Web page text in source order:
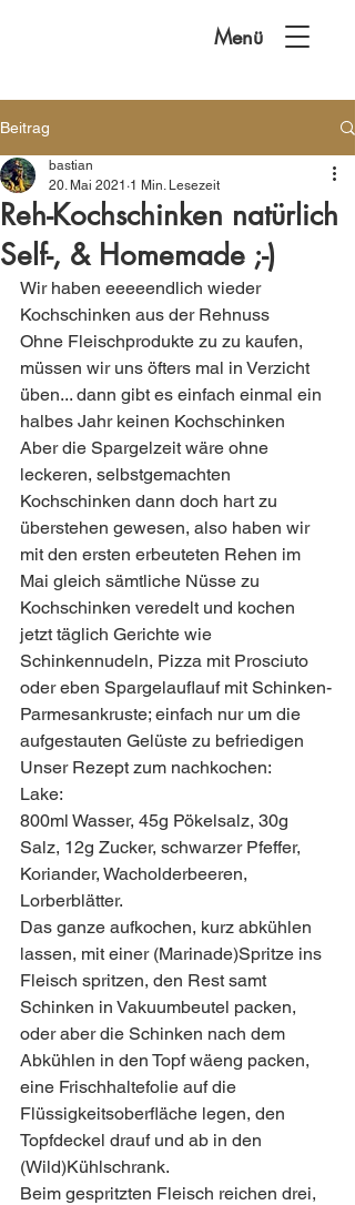
Menü
Beitrag
Reh-Kochschinken natürlich
Self-, & Homemade ;-)
bastian
20. Mai 2021 1 Min. Lesezeit
Wir haben eeeeendlich wieder
Kochschinken aus der Rehnuss
Ohne Fleischprodukte zu zu kaufen,
müssen wir uns öfters mal in Verzicht
üben... dann gibt es einfach einmal ein
halbes Jahr keinen Kochschinken
Aber die Spargelzeit wäre ohne
leckeren, selbstgemachten
Kochschinken dann doch hart zu
überstehen gewesen, also haben wir
mit den ersten erbeuteten Rehen im
Mai gleich sämtliche Nüsse zu
Kochschinken veredelt und kochen
jetzt täglich Gerichte wie
Schinkennudeln, Pizza mit Prosciuto
oder eben Spargelauflauf mit Schinken-
Parmesankruste; einfach nur um die
aufgestauten Gelüste zu befriedigen
Unser Rezept zum nachkochen:
Lake:
800ml Wasser, 45g Pökelsalz, 30g
Salz, 12g Zucker, schwarzer Pfeffer,
Koriander, Wacholderbeeren,
Lorberblätter.
Das ganze aufkochen, kurz abkühlen
lassen, mit einer (Marinade)Spritze ins
Fleisch spritzen, den Rest samt
Schinken in Vakuumbeutel packen,
oder aber die Schinken nach dem
Abkühlen in den Topf wäeng packen,
eine Frischhaltefolie auf die
Flüssigkeitsoberfläche legen, den
Topfdeckel drauf und ab in den
(Wild)Kühlschrank.
Beim gespritzten Fleisch reichen drei,